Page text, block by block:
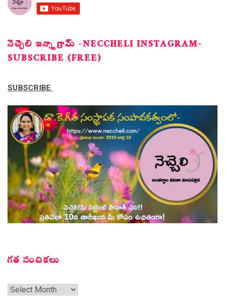
నెచ్చెలి ఇన్స్టాగ్రామ్ -NECCHELI INSTAGRAM-
SUBSCRIBE (FREE)
SUBSCRIBE
గత సంచికలు
గత